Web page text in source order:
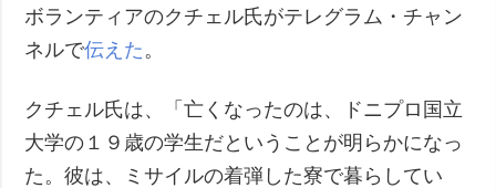
ボランティアのクチェル氏がテレグラム・チャン
ネルで伝えた 。
クチェル氏は、「亡くなったのは、ドニプロ国立
大学の１９歳の学生だということが明らかになっ
た。彼は、ミサイルの着弾した寮で暮らしてい